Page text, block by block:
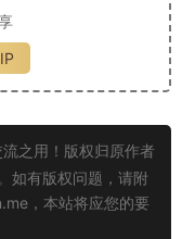
之用！版权归原作者
如有版权问题，请附
，本站将应您的要